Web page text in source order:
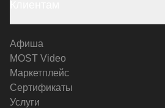
Афиша
MOST Video
Маркетплейс
Сертификаты
Услуги